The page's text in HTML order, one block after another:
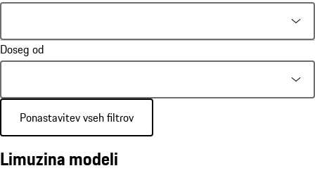
Doseg od
Ponastavitev vseh filtrov
Limuzina modeli